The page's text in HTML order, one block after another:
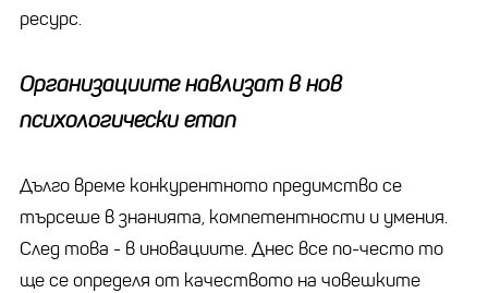
ресурс.
Организациите навлизат в нов
психологически етап
Дълго време конкурентното предимство се
търсеше в знанията, компетентности и умения.
След това - в иновациите. Днес все по-често то
ще се определя от качеството на човешките